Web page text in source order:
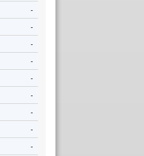
-
-
-
-
-
-
-
-
-